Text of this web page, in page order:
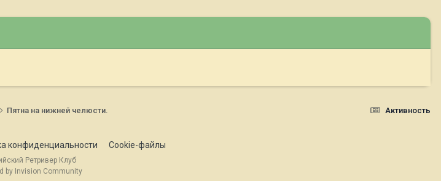
Активность
Пятна на нижней челюсти.
конфиденциальности Cookie-файлы
Ретривер Клуб
by Invision Community